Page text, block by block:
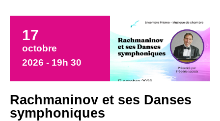
17
octobre
2026 - 19h 30
Rachmaninov et ses Danses
symphoniques